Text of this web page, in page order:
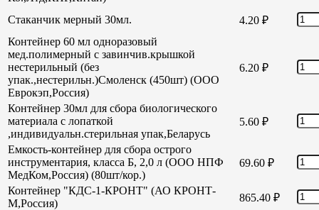
Стаканчик мерный 30мл. 4.20 ₽
Контейнер 60 мл одноразовый
мед.полимерный с завинчив.крышкой
нестерильный (без
упак.,нестерильн.)Смоленск (450шт) (ООО
Еврокэп,Россия)
6.20 ₽
Контейнер 30мл для сбора биологического
материала с лопаткой
,индивидуальн.стерильная упак,Беларусь
5.60 ₽
Емкость-контейнер для сбора острого
инструментария, класса Б, 2,0 л (ООО НПФ
МедКом,Россия) (80шт/кор.)
69.60 ₽
Контейнер "КДС-1-КРОНТ" (АО КРОНТ-
М,Россия)
865.40 ₽